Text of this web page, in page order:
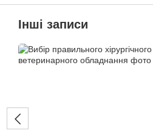
Інші записи